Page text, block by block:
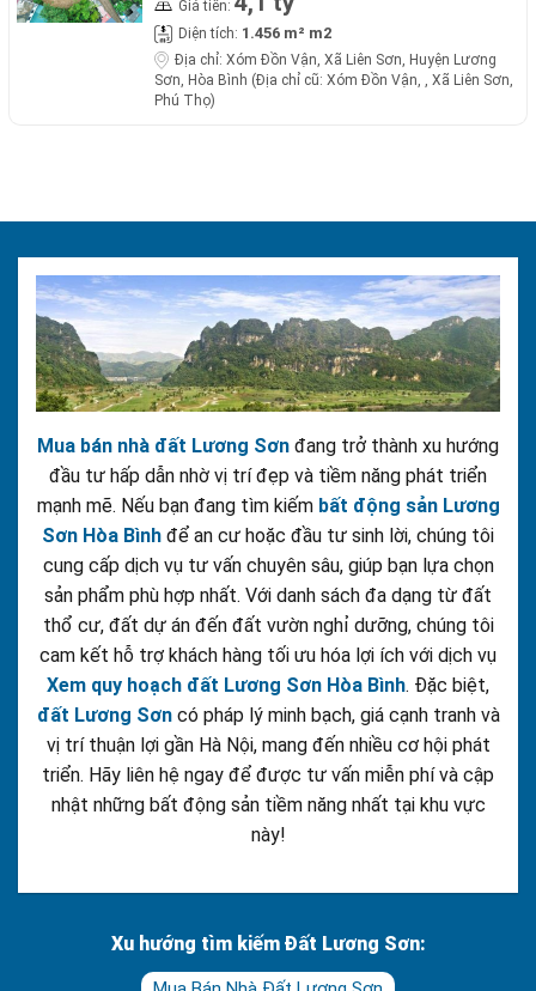
Giá tiền:
Diện tích: 1.456 m² m2
Địa chỉ: Xóm Đồn Vận, Xã Liên Sơn, Huyện Lương
Sơn, Hòa Bình (Địa chỉ cũ: Xóm Đồn Vận, , Xã Liên Sơn,
Phú Thọ)
Mua bán nhà đất Lương Sơn đang trở thành xu hướng
đầu tư hấp dẫn nhờ vị trí đẹp và tiềm năng phát triển
mạnh mẽ. Nếu bạn đang tìm kiếm bất động sản Lương
Sơn Hòa Bình để an cư hoặc đầu tư sinh lời, chúng tôi
cung cấp dịch vụ tư vấn chuyên sâu, giúp bạn lựa chọn
sản phẩm phù hợp nhất. Với danh sách đa dạng từ đất
thổ cư, đất dự án đến đất vườn nghỉ dưỡng, chúng tôi
cam kết hỗ trợ khách hàng tối ưu hóa lợi ích với dịch vụ
Xem quy hoạch đất Lương Sơn Hòa Bình. Đặc biệt,
đất Lương Sơncó pháp lý minh bạch, giá cạnh tranh và
vị trí thuận lợi gần Hà Nội, mang đến nhiều cơ hội phát
triển. Hãy liên hệ ngay để được tư vấn miễn phí và cập
nhật những bất động sản tiềm năng nhất tại khu vực
này!
Xu hướng tìm kiếm Đất Lương Sơn: